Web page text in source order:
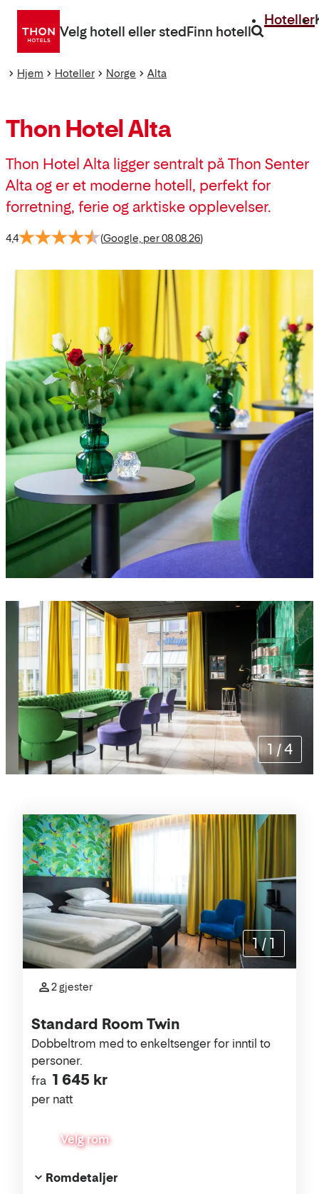
Gå
direkte
Velg hotell eller stedFinn hotell
Hoteller
Hjem Hoteller Norge Alta
Thon Hotel Alta
Thon Hotel Alta ligger sentralt på Thon Senter
Alta og er et moderne hotell, perfekt for
forretning, ferie og arktiske opplevelser.
4,4 (Google, per 08.08.26)
1 /4
Rommene
Standard Room Twin
fra 1 645 kr
per natt
Dobbeltrom med to enkeltsenger for inntil to
personer.
Velg rom
2 gjester
Romdetaljer
1 / 1